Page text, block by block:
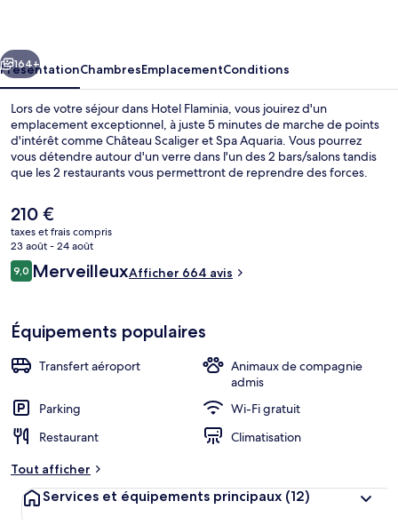
Suivant
164+
PrésentationChambresEmplacementConditions
Lors de votre séjour dans Hotel Flaminia, vous jouirez d'un
emplacement exceptionnel, à juste 5 minutes de marche de points
d'intérêt comme Château Scaliger et Spa Aquaria. Vous pourrez
vous détendre autour d'un verre dans l'un des 2 bars/salons tandis
que les 2 restaurants vous permettront de reprendre des forces.
bar à la plage, un snack-bar/une épicerie fine, et une terrasse. Les
autres voyageurs adorent le personnel attentionné et
l'emplacement.
Le
prix
actuel
est
de
210 €
taxes et frais compris
23 août - 24 août
Avis
voyageurs
9,09,0 sur 10
MerveilleuxAfficher 664 avis
Équipements populaires
Transfert aéroport
Animaux de compagnie
admis
Parking
Wi-Fi gratuit
Restaurant
Climatisation
Tout afficher
Services et équipements principaux (12)